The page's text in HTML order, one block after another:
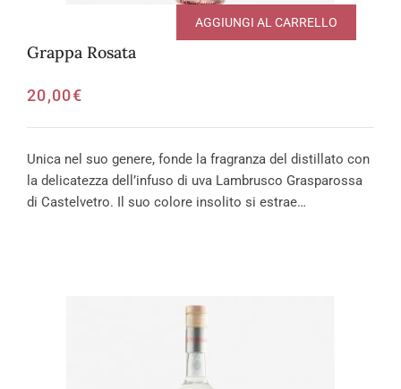
Grappa Rosata
20,00€
AGGIUNGI AL CARRELLO
Unica nel suo genere, fonde la fragranza del distillato con
la delicatezza dell’infuso di uva Lambrusco Grasparossa
di Castelvetro. Il suo colore insolito si estrae…